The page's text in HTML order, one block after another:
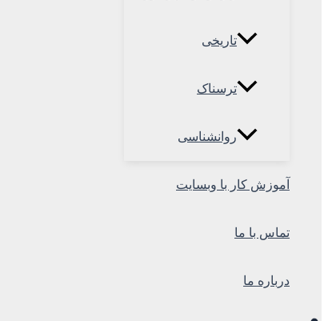
تاریخی
ترسناک
روانشناسی
آموزش کار با وبسایت
تماس با ما
درباره ما